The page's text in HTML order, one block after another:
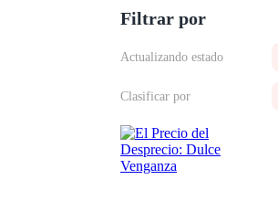
Filtrar por
Actualizando estado
Clasificar por